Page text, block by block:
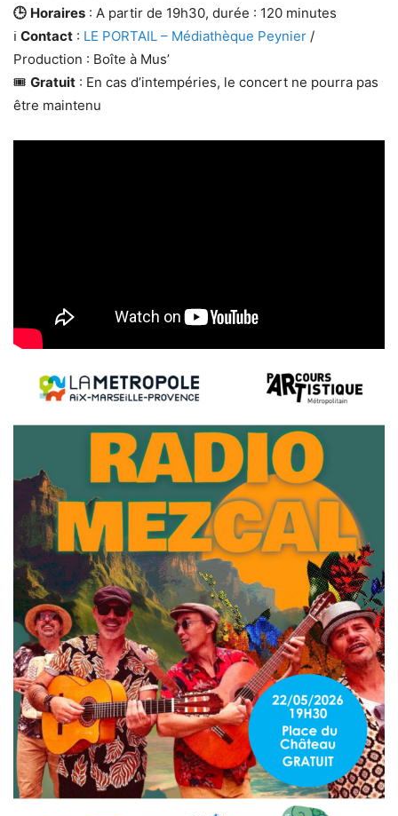
🕒 Horaires : A partir de 19h30, durée : 120 minutes
ℹ️ Contact : LE PORTAIL – Médiathèque Peynier /
Production : Boîte à Mus’
🎟️ Gratuit : En cas d’intempéries, le concert ne pourra pas
être maintenu